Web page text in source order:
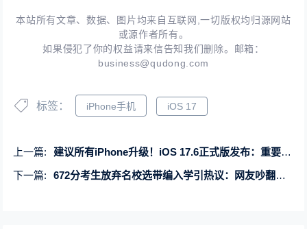
本站所有文章、数据、图片均来自互联网,一切版权均归源网站
或源作者所有。
如果侵犯了你的权益请来信告知我们删除。邮箱：
business@qudong.com
标签： iPhone手机 iOS 17
上一篇:
建议所有iPhone升级！iOS 17.6正式版发布：重要错误修复
下一篇:
672分考生放弃名校选带编入学引热议：网友吵翻没必要这么实际